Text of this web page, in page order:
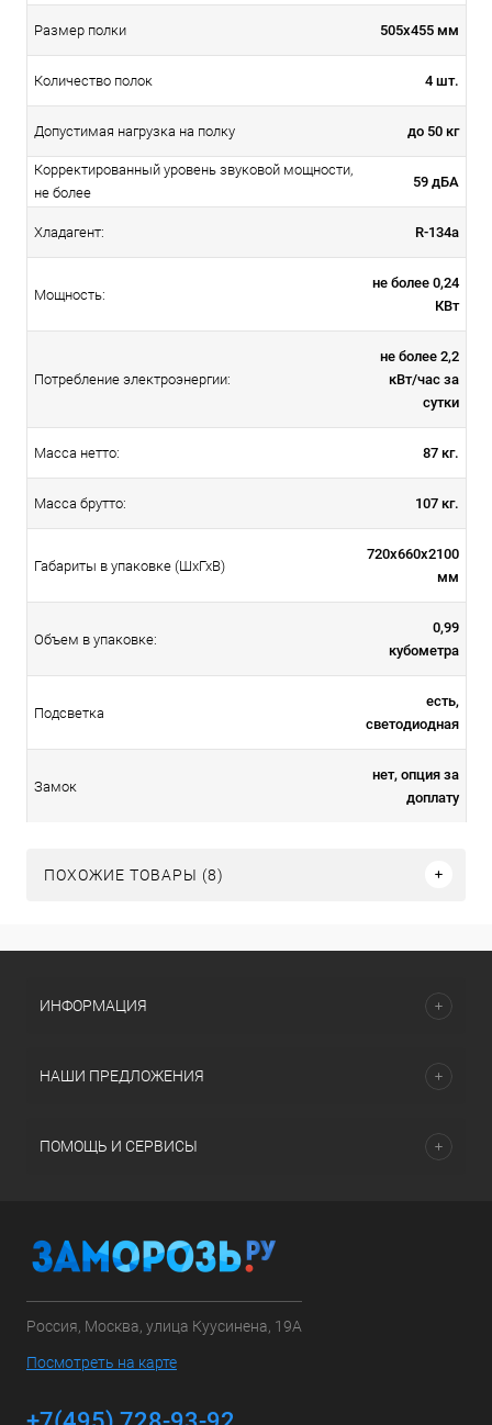
Размер полки 505х455 мм
Количество полок 4 шт.
Допустимая нагрузка на полку до 50 кг
Корректированный уровень звуковой мощности,
не более
59 дБА
Хладагент: R-134а
Мощность:
не более 0,24
КВт
Потребление электроэнергии:
не более 2,2
кВт/час за
сутки
Масса нетто: 87 кг.
Масса брутто: 107 кг.
Габариты в упаковке (ШхГхВ)
720х660х2100
мм
Объем в упаковке:
0,99
кубометра
Подсветка
есть,
светодиодная
Замок
нет, опция за
доплату
ПОХОЖИЕ ТОВАРЫ (8)
ИНФОРМАЦИЯ
НАШИ ПРЕДЛОЖЕНИЯ
ПОМОЩЬ И СЕРВИСЫ
Россия, Москва, улица Куусинена, 19А
Посмотреть на карте